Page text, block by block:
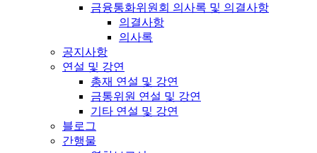
금융통화위원회 의사록 및 의결사항
의결사항
의사록
공지사항
연설 및 강연
총재 연설 및 강연
금통위원 연설 및 강연
기타 연설 및 강연
블로그
간행물